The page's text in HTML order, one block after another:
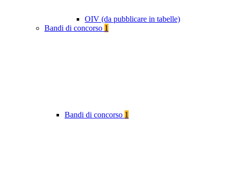
OIV (da pubblicare in tabelle)
Bandi di concorso 1
Bandi di concorso 1